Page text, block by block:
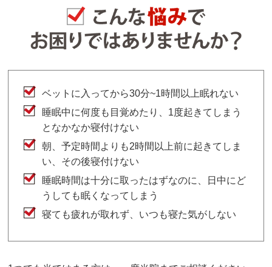
ベットに入ってから30分~1時間以上眠れない
睡眠中に何度も目覚めたり、1度起きてしまう
となかなか寝付けない
朝、予定時間よりも2時間以上前に起きてしま
い、その後寝付けない
睡眠時間は十分に取ったはずなのに、日中にど
うしても眠くなってしまう
寝ても疲れが取れず、いつも寝た気がしない